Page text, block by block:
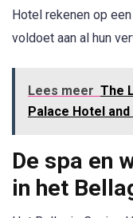
Hotel rekenen op
voldoet aan al hun
Lees meer The
Palace Hotel and
De spa en
in het